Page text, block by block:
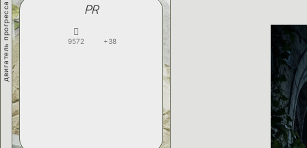
двигатель прогресса PR
9572 +38